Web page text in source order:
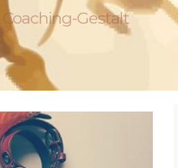
Gestalt